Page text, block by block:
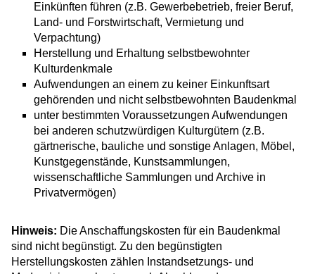
Einkünften führen (z.B. Gewerbebetrieb, freier Beruf,
Land- und Forstwirtschaft, Vermietung und
Verpachtung)
Herstellung und Erhaltung selbstbewohnter
Kulturdenkmale
Aufwendungen an einem zu keiner Einkunftsart
gehörenden und nicht selbstbewohnten Baudenkmal
unter bestimmten Voraussetzungen Aufwendungen
bei anderen schutzwürdigen Kulturgütern (z.B.
gärtnerische, bauliche und sonstige Anlagen, Möbel,
Kunstgegenstände, Kunstsammlungen,
wissenschaftliche Sammlungen und Archive in
Privatvermögen)
Hinweis: Die Anschaffungskosten für ein Baudenkmal
sind nicht begünstigt. Zu den begünstigten
Herstellungskosten zählen Instandsetzungs- und